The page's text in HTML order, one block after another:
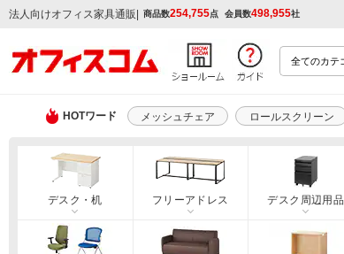
法人向けオフィス家具通販 | 商品数254,755点 会員数498,955社
HOTワード メッシュチェア ロールスクリーン
デスク・机 フリーアドレス デスク周辺用品